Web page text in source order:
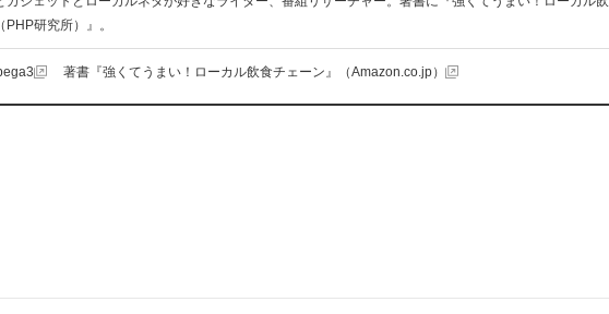
研究所）』。
著書『強くてうまい！ローカル飲食チェーン』（Amazon.co.jp）